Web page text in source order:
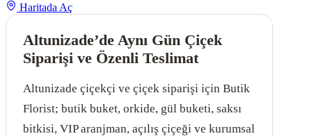
Haritada Aç
Altunizade’de Aynı Gün Çiçek
Siparişi ve Özenli Teslimat
Altunizade çiçekçi ve çiçek siparişi için Butik
Florist; butik buket, orkide, gül buketi, saksı
bitkisi, VIP aranjman, açılış çiçeği ve kurumsal